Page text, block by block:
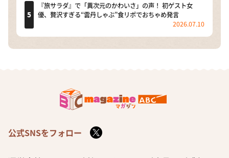
『旅サラダ』で「異次元のかわいさ」の声！ 初ゲスト女
優、贅沢すぎる“雲丹しゃぶ”食リポでおちゃめ発言
2026.07.10
公式SNSをフォロー